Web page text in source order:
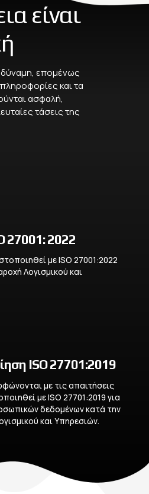
είναι
δύναμη, επομένως
και τα
ασφαλή,
τάσεις της
27001: 2022
με ISO 27001:2022
Λογισμικού και
ISO 27701:2019
με τις απαιτήσεις
με ISO 27701:2019 για
δεδομένων κατά την
και Υπηρεσιών.